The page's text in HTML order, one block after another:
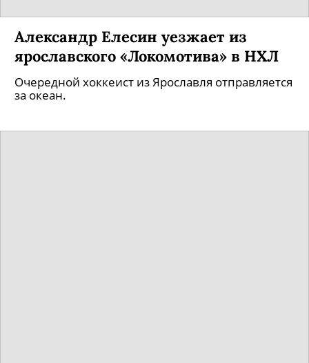
Александр Елесин уезжает из
ярославского «Локомотива» в НХЛ
Очередной хоккеист из Ярославля отправляется
за океан.